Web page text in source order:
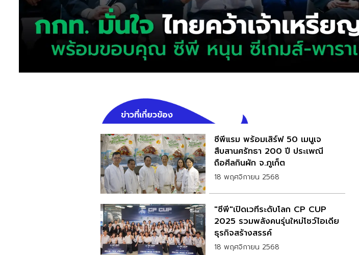
ข่าวที่เกี่ยวข้อง
ซีพีแรม พร้อมเสิร์ฟ 50 เมนูเจ
สืบสานศรัทธา 200 ปี ประเพณี
ถือศีลกินผัก จ.ภูเก็ต
18 พฤศจิกายน 2568
"ซีพี"เปิดเวทีระดับโลก CP CUP
2025 รวมพลังคนรุ่นใหม่โชว์ไอเดีย
ธุรกิจสร้างสรรค์
18 พฤศจิกายน 2568